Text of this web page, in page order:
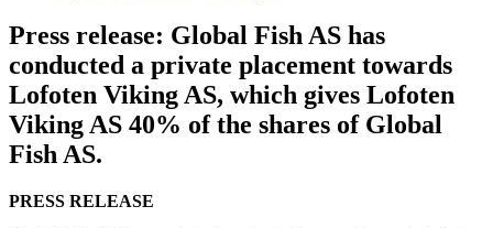
Press release: Global Fish AS has
conducted a private placement towards
Lofoten Viking AS, which gives Lofoten
Viking AS 40% of the shares of Global
Fish AS.
PRESS RELEASE